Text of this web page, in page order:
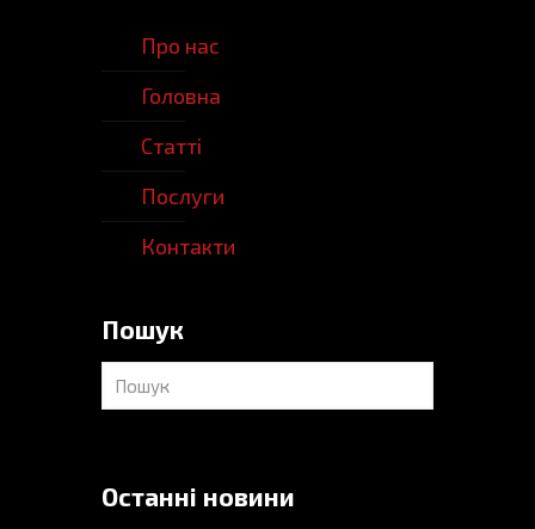
Про нас
Головна
Статті
Послуги
Контакти
Пошук
Останні новини